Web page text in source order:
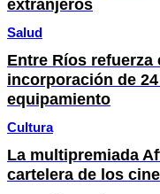
extranjeros
Salud
Entre Ríos
incorporación de
equipamiento
Cultura
La multipremiada
cartelera de los